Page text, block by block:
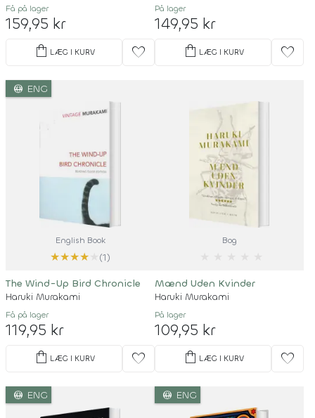
Få på lager
159,95 kr
shopping_bag LÆG I KURV favorite
På lager
149,95 kr
shopping_bag LÆG I KURV favorite
language ENG
English Book
★★★★
(1)
The Wind-Up Bird Chronicle
Haruki Murakami
Få på lager
119,95 kr
shopping_bag LÆG I KURV favorite
Bog
Mænd Uden Kvinder
Haruki Murakami
På lager
109,95 kr
shopping_bag LÆG I KURV favorite
language ENG language ENG